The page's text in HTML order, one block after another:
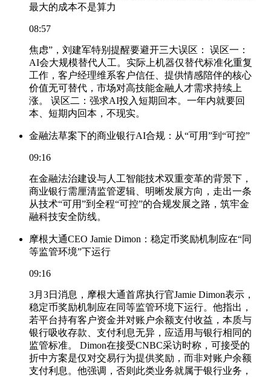
最大的成本不是算力
08:57
焦虑”，刘建军特别提醒要避开三大误区： 误区一：
AI会大规模替代人工。实际上机器仅替代标准化重复
工作，客户经理维系客户信任、提供情感陪伴的核心
价值无可替代，市场对高技能金融人才需求持续上
涨。 误区二：强求AI投入短期回本。一年内就要回
本、短期内回本，不现实。
金融法草案下的商业银行AI合规：从“可用”到“可控”
09:16
在金融法治建设与人工智能技术双重变革的背景下，
商业银行需厘清监管逻辑、明晰发展方向，走出一条
从技术“可用”到全程“可控”的合规发展之路，筑牢金
融科技安全防线。
摩根大通CEO Jamie Dimon：稳定币奖励机制应在“同
等监管环境”下运行
09:16
3月3日消息，摩根大通首席执行官Jamie Dimon表示，
稳定币奖励机制应在同等监管环境下运行。他指出，
若平台持有客户资金并对账户余额支付收益，本质与
银行吸收存款、支付利息无异，应适用与银行相同的
监管标准。 Dimon在接受CNBC采访时称，可接受的
折中方案是仅对交易行为提供奖励，而非对账户余额
支付利息。他强调，否则此类业务就属于银行业务，